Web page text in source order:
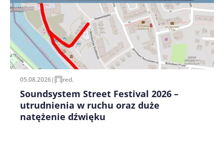
05.08.2026| red.
Soundsystem Street Festival 2026 –
utrudnienia w ruchu oraz duże
natężenie dźwięku